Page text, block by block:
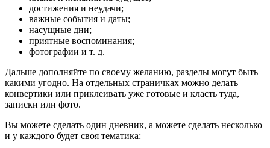
достижения и неудачи;
важные события и даты;
насущные дни;
приятные воспоминания;
фотографии и т. д.
Дальше дополняйте по своему желанию, разделы могут быть
какими угодно. На отдельных страничках можно делать
конвертики или приклеивать уже готовые и класть туда,
записки или фото.
Вы можете сделать один дневник, а можете сделать несколько
и у каждого будет своя тематика: